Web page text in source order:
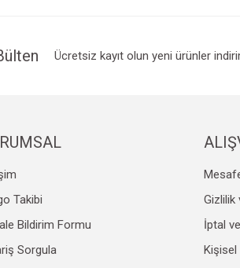
Ücretsiz kayıt olun yeni ürünler
Takibi
Bildirim Formu
Sorgula
Gizlilik
İptal
Kişisel